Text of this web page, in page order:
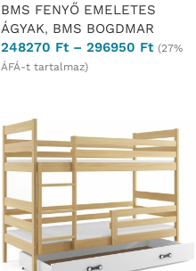
BMS FENYŐ EMELETES
ÁGYAK, BMS BOGDMAR
248270 Ft – 296950 Ft (27%
ÁFÁ-t tartalmaz)